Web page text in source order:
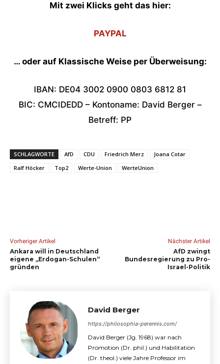
Mit zwei Klicks geht das hier:
PAYPAL
… oder auf Klassische Weise per Überweisung:
IBAN: DE04 3002 0900 0803 6812 81
BIC: CMCIDEDD – Kontoname: David Berger –
Betreff: PP
SCHLAGWORTE AfD CDU Friedrich Merz
Joana Cotar
Ralf Höcker
Top2 Werte-Union WerteUnion
Vorheriger Artikel
Ankara will in Deutschland
eigene „Erdogan-Schulen“
gründen
Nächster Artikel
AfD zwingt
Bundesregierung zu Pro-
Israel-Politik
David Berger
https://philosophia-perennis.com/
David Berger (Jg. 1968) war nach
Promotion (Dr. phil.) und Habilitation
(Dr. theol.) viele Jahre Professor im